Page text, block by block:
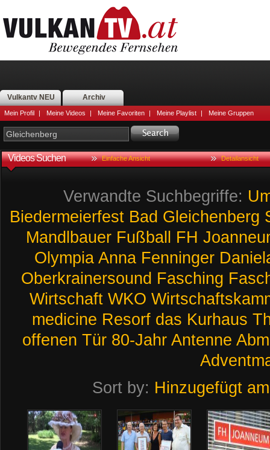
Vulkantv NEU Archiv
Mein Profil | Meine Videos | Meine Favoriten | Meine Playlist | Meine Gruppen
Videos Suchen Einfache Ansicht Detailansicht
Verwandte Suchbegriffe:
Biedermeierfest Bad Gleichenberg
Mandlbauer Fußball FH
Olympia Anna Fenninger
Oberkrainersound Fasching
Wirtschaft WKO
medicine Resorf das Kurhaus
offenen Tür 80-Jahr Antenne
Sort by: Hinzugefügt am